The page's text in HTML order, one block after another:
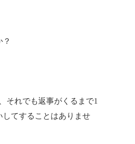
それでも返事がくるまで1
てすることはありませ